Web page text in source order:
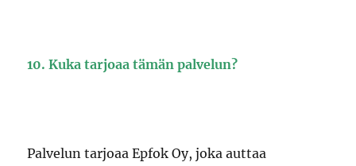
10. Kuka tarjoaa tämän palvelun?
Palvelun tarjoaa Epfok Oy, joka auttaa